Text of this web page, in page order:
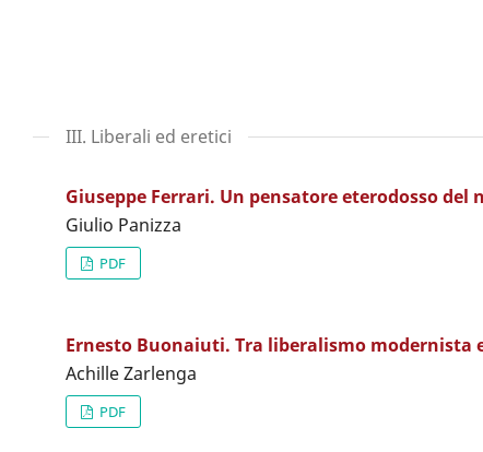
III. Liberali ed eretici
Giuseppe Ferrari. Un pensatore eterodosso del
Giulio Panizza
PDF
Ernesto Buonaiuti. Tra liberalismo modernista
Achille Zarlenga
PDF